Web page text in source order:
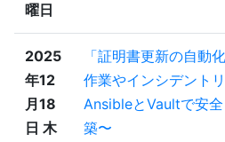
曜日
2025
年12
月18
日 木
「証明書更新の自動
作業やインシデント
AnsibleとVaultで安
築〜